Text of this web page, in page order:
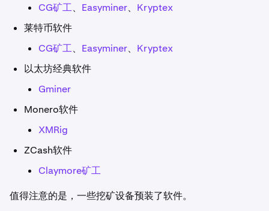
CG矿工、 Easyminer、 Kryptex
莱特币软件
CG矿工、 Easyminer、 Kryptex
以太坊经典软件
Gminer
Monero软件
XMRig
ZCash软件
Claymore矿工
值得注意的是，一些挖矿设备预装了软件。